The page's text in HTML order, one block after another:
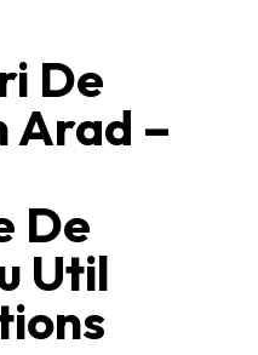
De
Arad –
De
Util